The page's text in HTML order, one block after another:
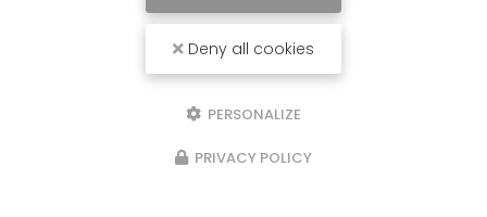
Deny all cookies
PERSONALIZE
PRIVACY POLICY